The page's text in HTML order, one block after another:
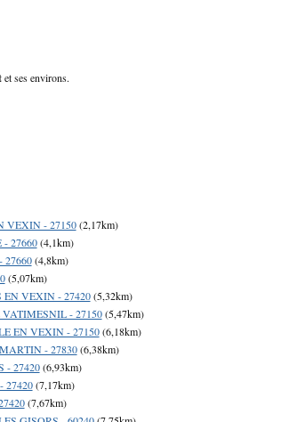
et ses environs.
VEXIN - 27150(2,17km)
27660(4,1km)
27660(4,8km)
(5,07km)
EN VEXIN - 27420(5,32km)
- 27150(5,47km)
EN VEXIN - 27150(6,18km)
- 27830(6,38km)
- 27420(6,93km)
27420(7,17km)
(7,67km)